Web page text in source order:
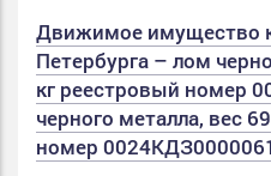
Движимое имущество
Петербурга – лом
кг реестровый номер
черного металла, вес
номер 0024КДЗ0000061